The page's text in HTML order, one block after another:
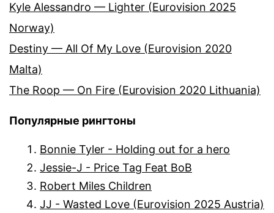
Kyle Alessandro — Lighter (Eurovision 2025
Norway)
Destiny — All Of My Love (Eurovision 2020
Malta)
The Roop — On Fire (Eurovision 2020 Lithuania)
Популярные рингтоны
Bonnie Tyler - Holding out for a hero
Jessie-J - Price Tag Feat BoB
Robert Miles Children
JJ - Wasted Love (Eurovision 2025 Austria)